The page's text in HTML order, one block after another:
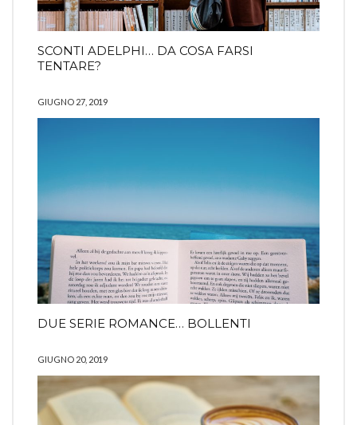
SCONTI ADELPHI… DA COSA FARSI
TENTARE?
GIUGNO 27, 2019
DUE SERIE ROMANCE… BOLLENTI
GIUGNO 20, 2019